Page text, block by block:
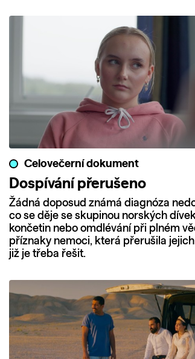
Celovečerní dokument
Dospívání přerušeno
Žádná doposud známá diagnóza
co se děje se skupinou norských
končetin nebo omdlévání při plném
příznaky nemoci, která přerušila
již je třeba řešit.